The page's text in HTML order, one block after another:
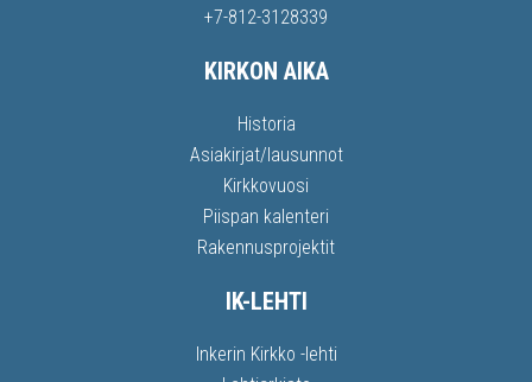
+7-812-3128339
KIRKON AIKA
Historia
Asiakirjat/lausunnot
Kirkkovuosi
Piispan kalenteri
Rakennusprojektit
IK-LEHTI
Inkerin Kirkko -lehti